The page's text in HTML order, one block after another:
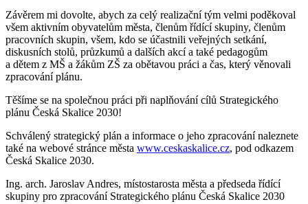
Závěrem mi dovolte, abych za celý realizační tým velmi poděkoval
všem aktivním obyvatelům města, členům řídící skupiny, členům
pracovních skupin, všem, kdo se účastnili veřejných setkání,
diskusních stolů, průzkumů a dalších akcí a také pedagogům
a dětem z MŠ a žákům ZŠ za obětavou práci a čas, který věnovali
zpracování plánu.
Těšíme se na společnou práci při naplňování cílů Strategického
plánu Česká Skalice 2030!
Schválený strategický plán a informace o jeho zpracování naleznete
také na webové stránce města www.ceskaskalice.cz, pod odkazem
Česká Skalice 2030.
Ing. arch. Jaroslav Andres, místostarosta města a předseda řídící
skupiny pro zpracování Strategického plánu Česká Skalice 2030